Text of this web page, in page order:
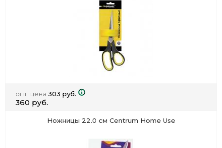
опт. цена 303 руб.
360 руб.
Ножницы 22.0 см Centrum Home Use